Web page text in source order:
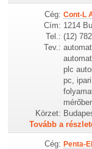
Cég: Cont-L
Cím: 1214
Tel.: (12)
Tev.:
plc
pc,
Körzet:
Tovább a
Cég: Penta-